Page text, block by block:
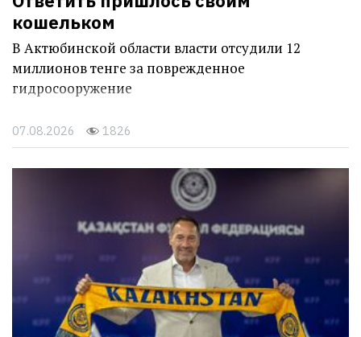
кошельком
В Актюбинской области власти отсудили 12
миллионов тенге за поврежденное
гидросооружение
07.08.2026 1826